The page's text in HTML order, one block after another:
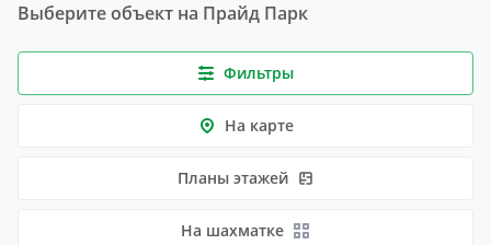
Выберите объект на Прайд Парк
Фильтры
На карте
Планы этажей
На шахматке